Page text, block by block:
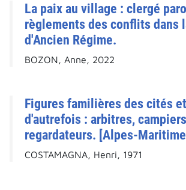
La paix au village : clergé
règlements des conflits dans
d'Ancien Régime.
BOZON, Anne, 2022
Figures familières des cités
d'autrefois : arbitres,
regardateurs. [Alpes-
COSTAMAGNA, Henri, 1971